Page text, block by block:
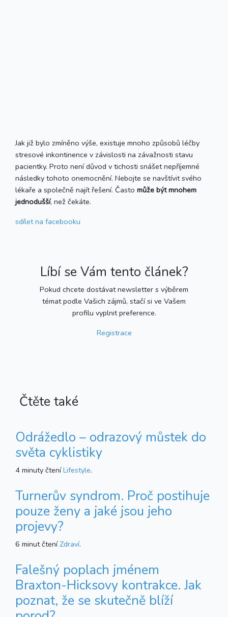
Jak již bylo zmíněno výše, existuje mnoho způsobů léčby
stresové inkontinence v závislosti na závažnosti stavu
pacientky. Proto není důvod v tichosti snášet nepříjemné
následky tohoto onemocnění. Nebojte se navštívit svého
lékaře a společně najít řešení. Často může být mnohem
jednodušší, než čekáte.
sdíletna facebooku
Líbí se Vám tento článek?
Pokud chcete dostávat newsletter s výběrem
témat podle Vašich zájmů, stačí si ve Vašem
profilu vyplnit preference.
Registrace
Čtěte také
Odrážedlo – odrazový můstek do
světa cyklistiky
4 minuty čtení Lifestyle.
Turnerův syndrom. Proč postihuje
pouze ženy a jaké jsou jeho
projevy?
6 minut čtení Zdraví.
Falešný poplach jménem
Braxton-Hicksovy kontrakce. Jak
poznat, že se skutečně blíží